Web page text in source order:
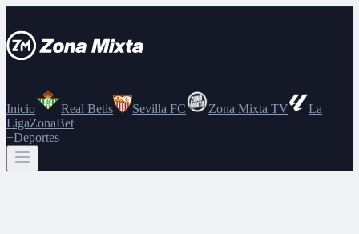
Inicio Real Betis Sevilla FC Zona Mixta TV
La
LigaZonaBet
+Deportes